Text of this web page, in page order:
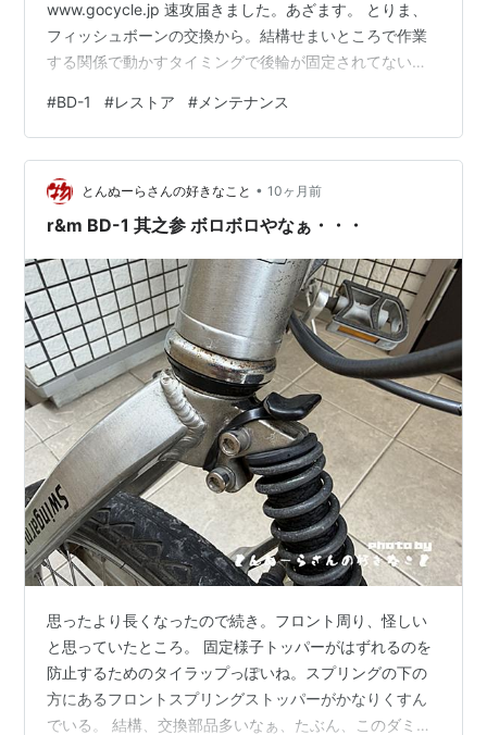
www.gocycle.jp 速攻届きました。あざます。 とりま、
フィッシュボーンの交換から。結構せまいところで作業
する関係で動かすタイミングで後輪が固定されてないっ
あえず、古いヤツを取り出す。 3Dプリンターで作れない
かなぁ？と、正直思ったがABSで充填率90%・・・うー
ん微妙だなぁ。よくわからんけど構造的にはこんな感じ
だろう？というところで始める。これが新しい部品。 3D
スキャナーほしいなぁ・・・。 これでいいか？と思いつ
#BD-1 #レストア # メンテナンス
とんぬーらさんの好きなこと • 10ヶ月前
r&m BD-1 其之参 ボロボロやなぁ・・・
思ったより長くなったので続き。フロント周り、怪しい
と思っていたところ。 固定様子トッパーがはずれるのを
防止するためのタイラップっぽいね。スプリングの下の
方にあるフロントスプリングストッパーがかなりくすん
でいる。 結構、交換部品多いなぁ、たぶん、このダミー